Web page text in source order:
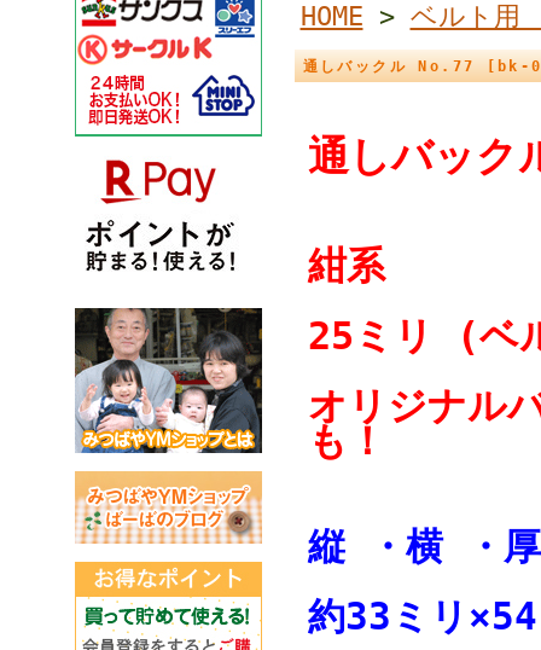
HOME > ベルト用
通しバックル No.77 [bk-
通しバ
紺系
25ミリ (ベ
オリジナル
も！
縦 ・横
約33ミリ